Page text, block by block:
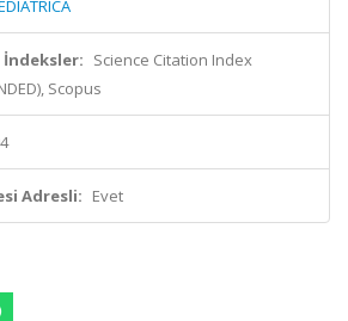
İndeksler: Science Citation Index
Scopus
Adresli: Evet